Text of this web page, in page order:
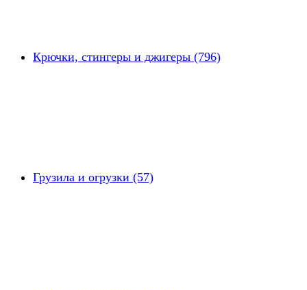
Крючки, стингеры и джигеры (796)
Грузила и огрузки (57)